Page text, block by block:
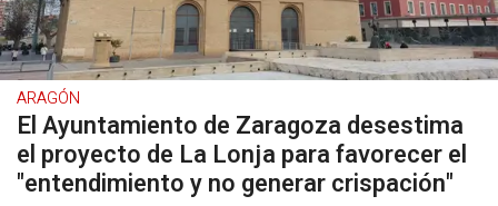
ARAGÓN
El Ayuntamiento de Zaragoza desestima
el proyecto de La Lonja para favorecer el
"entendimiento y no generar crispación"